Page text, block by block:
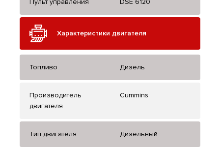
Пульт управления DSE 6120
Характеристики двигателя
Топливо Дизель
Производитель
двигателя
Cummins
Тип двигателя Дизельный